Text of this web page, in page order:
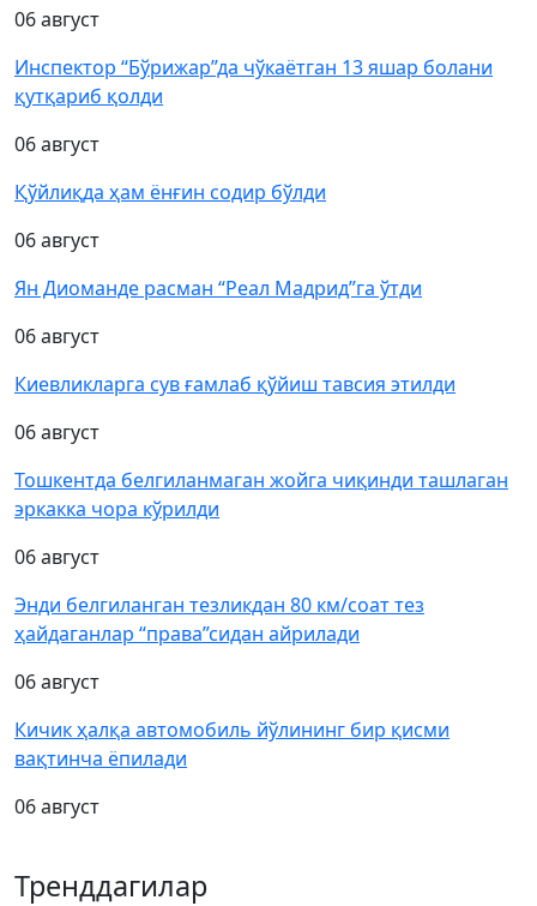
06 август
Инспектор “Бўрижар”да чўкаётган 13 яшар болани
қутқариб қолди
06 август
Қўйлиқда ҳам ёнғин содир бўлди
06 август
Ян Диоманде расман “Реал Мадрид”га ўтди
06 август
Киевликларга сув ғамлаб қўйиш тавсия этилди
06 август
Тошкентда белгиланмаган жойга чиқинди ташлаган
эркакка чора кўрилди
06 август
Энди белгиланган тезликдан 80 км/соат тез
ҳайдаганлар “права”сидан айрилади
06 август
Кичик ҳалқа автомобиль йўлининг бир қисми
вақтинча ёпилади
06 август
Тренддагилар